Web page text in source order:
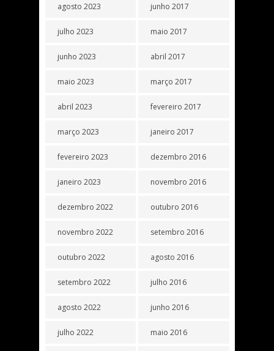
agosto 2023
julho 2023
junho 2023
maio 2023
abril 2023
março 2023
fevereiro 2023
janeiro 2023
dezembro 2022
novembro 2022
outubro 2022
setembro 2022
agosto 2022
julho 2022
junho 2017
maio 2017
abril 2017
março 2017
fevereiro 2017
janeiro 2017
dezembro 2016
novembro 2016
outubro 2016
setembro 2016
agosto 2016
julho 2016
junho 2016
maio 2016